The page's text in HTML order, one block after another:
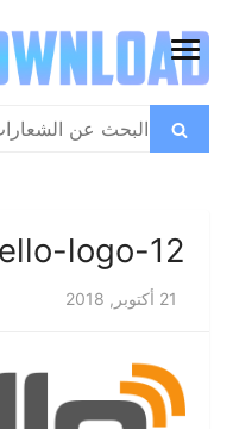
إلى
المحتوى
فتح
بحث
عن:
بحث
logo-12
21 أكتوبر, 2018